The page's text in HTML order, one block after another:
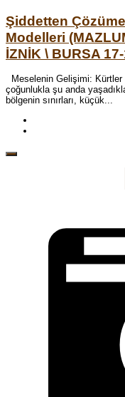
Şiddetten
Modelleri
İZNİK \ BURSA
Meselenin Gelişimi:
çoğunlukla şu anda
bölgenin sınırları, küçük...